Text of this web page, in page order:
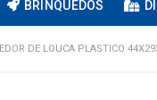
BRINQUEDOS
DE LOUCA PLASTICO